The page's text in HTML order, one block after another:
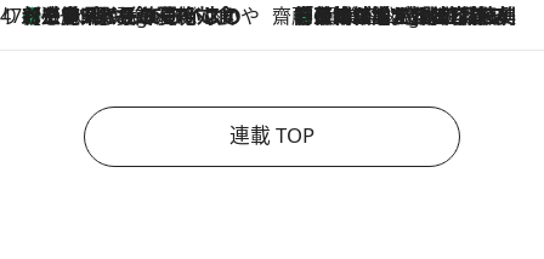
47都道府県の手みやげ ひんやりスイーツで夏を満喫
5 Hours Ago
【三重県】この夏絶対食べたい 冷やしておいしいおやつ3選 お餅×アイスの新感覚スイーツ 齋藤 薫 美容脳ルネサンス
5 Hours Ago
「荷物が増えるほど旅ストレスは増す」美容ジャーナリストがたどり着いた最終結論。“化粧品を劇的に減らす”感動の凝縮美容とは
連載 TOP